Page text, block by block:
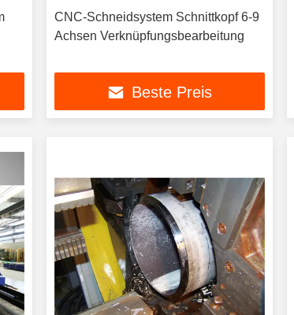
CNC-Schneidsystem Schnittkopf 6-9
Achsen Verknüpfungsbearbeitung
Beste Preis